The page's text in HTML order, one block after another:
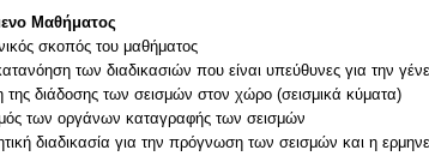
Μαθήματος
σκοπός του μαθήματος
των διαδικασιών που είναι υπεύθυνες για την
διάδοσης των σεισμών στον χώρο (σεισμικά κύματα)
των οργάνων καταγραφής των σεισμών
διαδικασία για την πρόγνωση των σεισμών και η